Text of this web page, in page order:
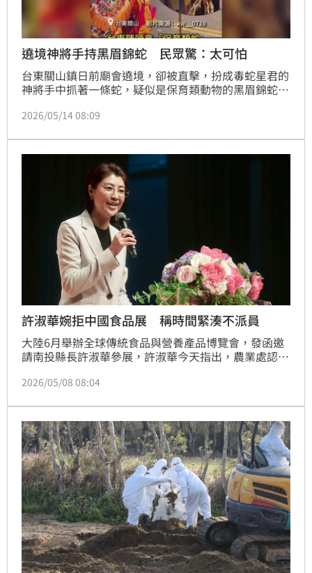
遶境神將手持黑眉錦蛇 民眾驚：太可怕
台東關山鎮日前廟會遶境，卻被直擊，扮成毒蛇星君的
神將手中抓著一條蛇，疑似是保育類動物的黑眉錦蛇，
下罰金。
2026/05/14 08:09
許淑華婉拒中國食品展 稱時間緊湊不派員
大陸6月舉辦全球傳統食品與營養產品博覽會，發函邀
請南投縣長許淑華參展，許淑華今天指出，農業處認為
位邀請推廣南投農產品。
2026/05/08 08:04